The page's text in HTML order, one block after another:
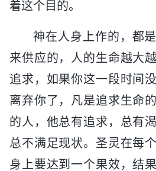
着这个目的。
神在人身上作的，都
来供应的，人的生命越大
追求，如果你这一段时间
离弃你了，凡是追求生命
的人，他总有追求，总有
总不满足现状。圣灵在每
身上要达到一个果效，结